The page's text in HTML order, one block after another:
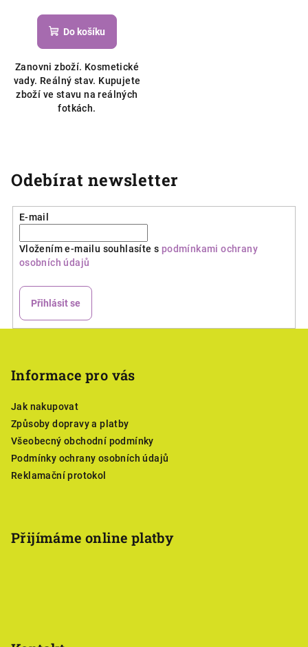
Do košíku
Zanovni zboží. Kosmetické
vady. Reálný stav. Kupujete
zboží ve stavu na reálných
fotkách.
Odebírat newsletter
E-mail
Vložením e-mailu souhlasíte s podmínkami ochrany
osobních údajů
Přihlásit se
Informace pro vás
Jak nakupovat
Způsoby dopravy a platby
Všeobecný obchodní podmínky
Podmínky ochrany osobních údajů
Reklamační protokol
Přijímáme online platby